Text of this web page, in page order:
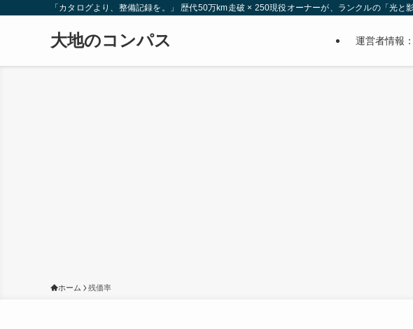
「カタログより、整備記録を。」 歴代50万km走破 × 250現役オーナーが、ランクルの「光と
大地のコンパス 運営者情報
ホーム 残価率